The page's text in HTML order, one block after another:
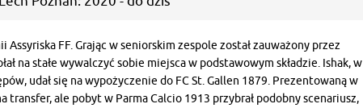
FF. Grając w seniorskim zespole został zauważony przez
na stałe wywalczyć sobie miejsca w podstawowym składzie. Ishak, w
udał się na wypożyczenie do FC St. Gallen 1879. Prezentowaną w
transfer, ale pobyt w Parma Calcio 1913 przybrał podobny scenariusz,